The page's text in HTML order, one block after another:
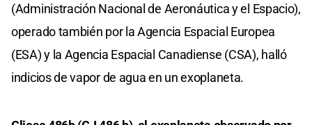
(Administración Nacional de Aeronáutica y el Espacio),
operado también por la Agencia Espacial Europea
(ESA) y la Agencia Espacial Canadiense (CSA), halló
indicios de vapor de agua en un exoplaneta.